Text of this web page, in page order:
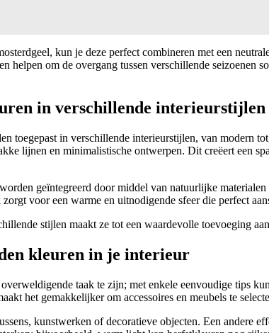
kun je deze perfect combineren met een
om de overgang tussen verschillende seizoenen
in verschillende interieurstijlen
toegepast in verschillende interieurstijlen, van modern
lijnen en minimalistische ontwerpen. Dit creëert een
geïntegreerd door middel van natuurlijke
voor een warme en uitnodigende sfeer die perfect
stijlen maakt ze tot een waardevolle toevoeging
kleuren in je interieur
taak te zijn; met enkele eenvoudige tips
het gemakkelijker om accessoires en meubels te
kunstwerken of decoratieve objecten. Een andere